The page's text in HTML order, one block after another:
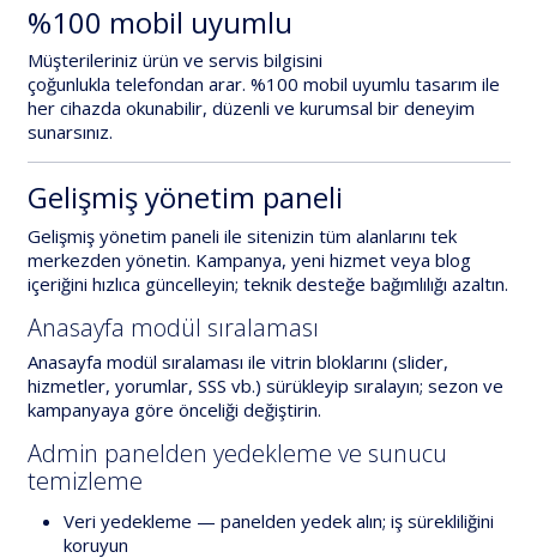
%100 mobil uyumlu
Müşterileriniz ürün ve servis bilgisini
çoğunlukla telefondan arar. %100 mobil uyumlu tasarım ile
her cihazda okunabilir, düzenli ve kurumsal bir deneyim
sunarsınız.
Gelişmiş yönetim paneli
Gelişmiş yönetim paneli ile sitenizin tüm alanlarını tek
merkezden yönetin. Kampanya, yeni hizmet veya blog
içeriğini hızlıca güncelleyin; teknik desteğe bağımlılığı azaltın.
Anasayfa modül sıralaması
Anasayfa modül sıralaması ile vitrin bloklarını (slider,
hizmetler, yorumlar, SSS vb.) sürükleyip sıralayın; sezon ve
kampanyaya göre önceliği değiştirin.
Admin panelden yedekleme ve sunucu
temizleme
Veri yedekleme — panelden yedek alın; iş sürekliliğini
koruyun